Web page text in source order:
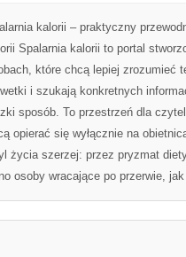
kalorii – praktyczny
Spalarnia kalorii to portal
które chcą lepiej zrozumieć
i szukają konkretnych
sposób. To przestrzeń dla
opierać się wyłącznie na
życia szerzej: przez pryzmat
osoby wracające po przerwie,